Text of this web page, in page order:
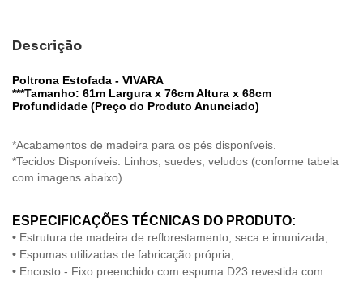
Descrição
Poltrona Estofada - VIVARA
***Tamanho: 61m Largura x 76cm Altura x 68cm
Profundidade (Preço do Produto Anunciado)
*Acabamentos de madeira para os pés disponíveis.
*Tecidos Disponíveis: Linhos, suedes, veludos (conforme tabela
com imagens abaixo)
ESPECIFICAÇÕES TÉCNICAS DO PRODUTO:
• Estrutura de madeira de reflorestamento, seca e imunizada;
• Espumas utilizadas de fabricação própria;
• Encosto - Fixo preenchido com espuma D23 revestida com